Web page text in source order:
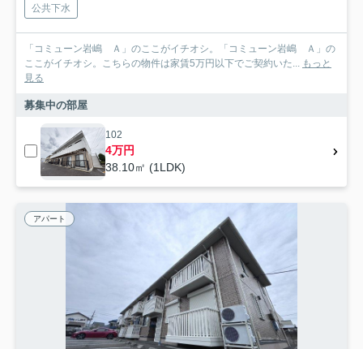
公共下水
「コミューン岩嶋 Ａ」のここがイチオシ。「コミューン岩嶋 Ａ」の
ここがイチオシ。こちらの物件は家賃5万円以下でご契約いた...
もっと
見る
募集中の部屋
102
4万円
38.10㎡ (1LDK)
アパート